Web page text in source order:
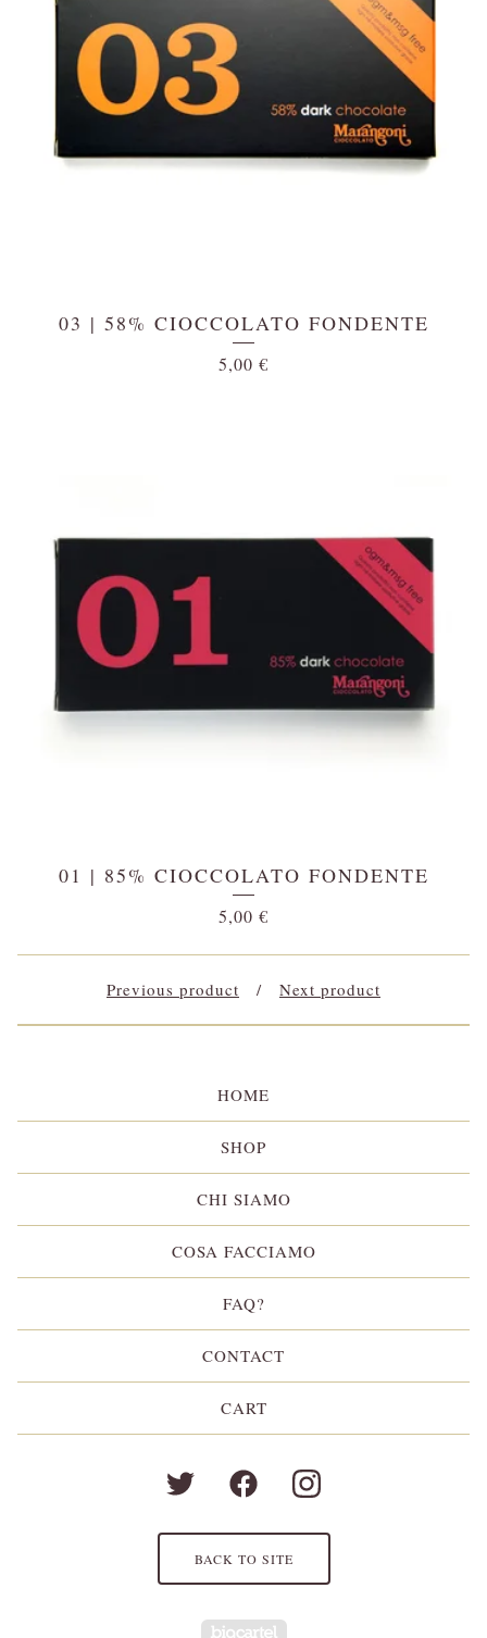
03 | 58% CIOCCOLATO FONDENTE
5,00 €
01 | 85% CIOCCOLATO FONDENTE
5,00 €
Previous product Next product
HOME
SHOP
CHI SIAMO
COSA FACCIAMO
FAQ?
CONTACT
CART
BACK TO SITE
Powered by Big Cartel